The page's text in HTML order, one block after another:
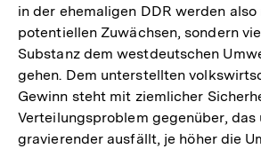
Auflösung
der
Fußnote
in der ehemaligen DDR werden
potentiellen Zuwächsen, sondern
Substanz dem westdeutschen
gehen. Dem unterstellten
Gewinn steht mit ziemlicher
Verteilungsproblem gegenüber, das
gravierender ausfällt, je höher die